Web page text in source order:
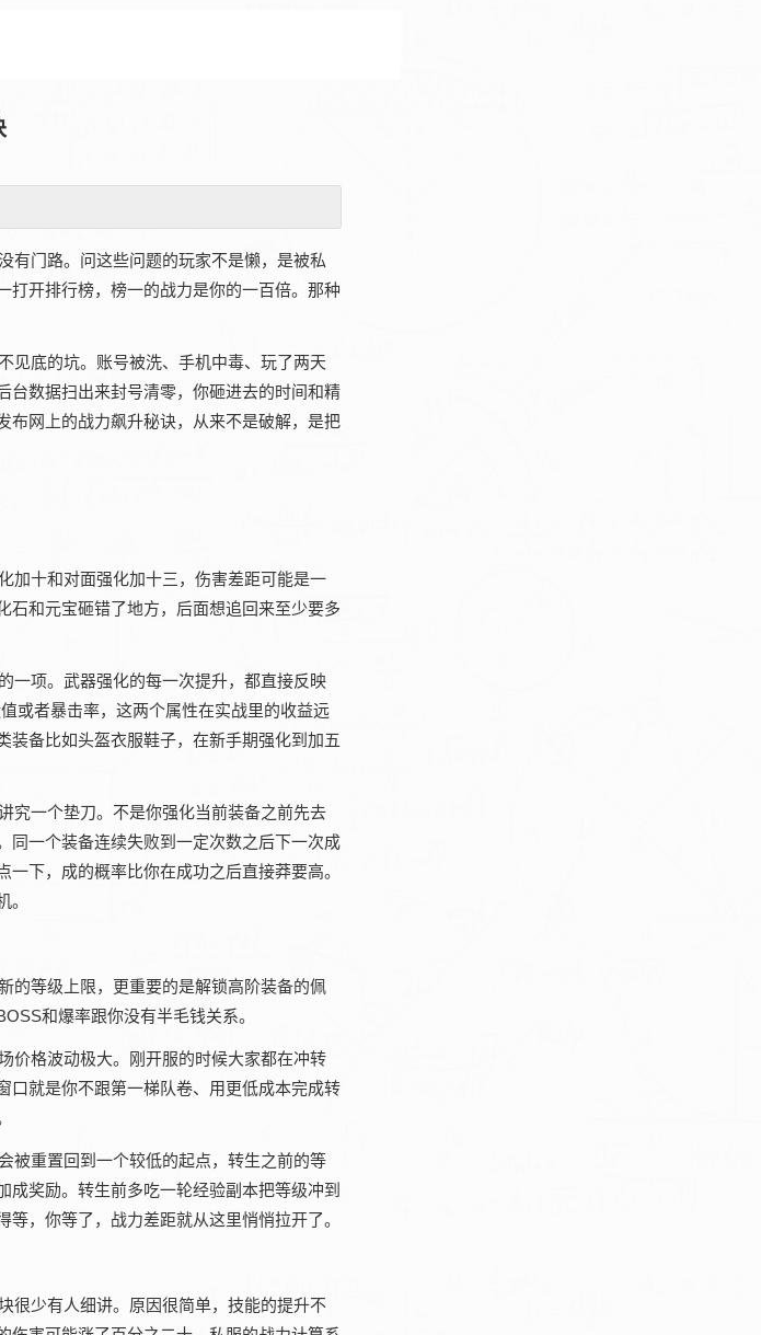
有门路。问这些问题的玩家不是懒，是被私
打开排行榜，榜一的战力是你的一百倍。那种
见底的坑。账号被洗、手机中毒、玩了两天
台数据扫出来封号清零，你砸进去的时间和精
布网上的战力飙升秘诀，从来不是破解，是把
加十和对面强化加十三，伤害差距可能是一
石和元宝砸错了地方，后面想追回来至少要多
一项。武器强化的每一次提升，都直接反映
或者暴击率，这两个属性在实战里的收益远
装备比如头盔衣服鞋子，在新手期强化到加五
究一个垫刀。不是你强化当前装备之前先去
同一个装备连续失败到一定次数之后下一次成
下，成的概率比你在成功之后直接莽要高。
的等级上限，更重要的是解锁高阶装备的佩
和爆率跟你没有半毛钱关系。
价格波动极大。刚开服的时候大家都在冲转
口就是你不跟第一梯队卷、用更低成本完成转
被重置回到一个较低的起点，转生之前的等
奖励。转生前多吃一轮经验副本把等级冲到
，你等了，战力差距就从这里悄悄拉开了。
很少有人细讲。原因很简单，技能的提升不